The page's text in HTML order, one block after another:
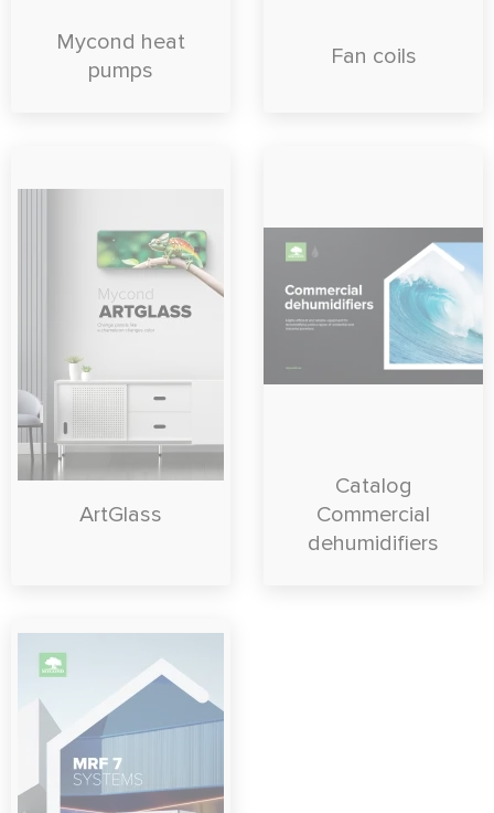
Mycond heat
pumps
Fan coils
ArtGlass
Catalog
Commercial
dehumidifiers